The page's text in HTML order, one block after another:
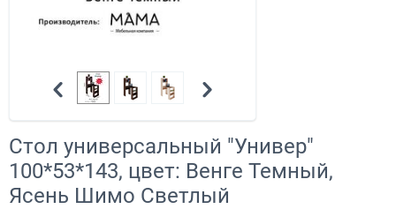
Стол универсальный "Универ"
100*53*143, цвет: Венге Темный,
Ясень Шимо Светлый